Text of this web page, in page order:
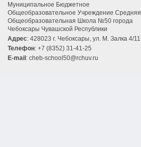
Муниципальное Бюджетное
Общеобразовательное Учреждение Средняя
Общеобразовательная Школа №50 города
Чебоксары Чувашской Республики
Адрес: 428023 г. Чебоксары, ул. М. Залка 4/11
Телефон: +7 (8352) 31-41-25
E-mail: cheb-school50@rchuv.ru